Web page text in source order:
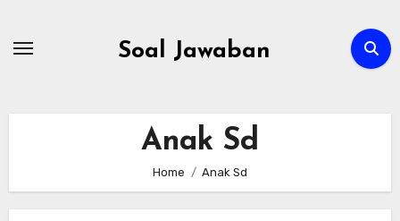
Soal Jawaban
Anak Sd
Home Anak Sd